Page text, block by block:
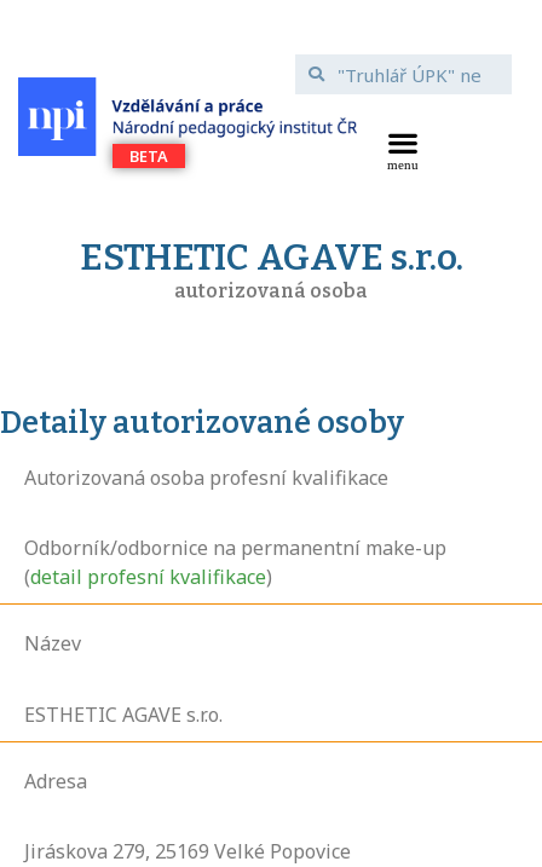
ESTHETIC AGAVE s.r.o.
autorizovaná osoba
Detaily autorizované osoby
Autorizovaná osoba profesní kvalifikace
Odborník/odbornice na permanentní make-up
(detail profesní kvalifikace)
Název
ESTHETIC AGAVE s.r.o.
Adresa
Jiráskova 279, 25169 Velké Popovice